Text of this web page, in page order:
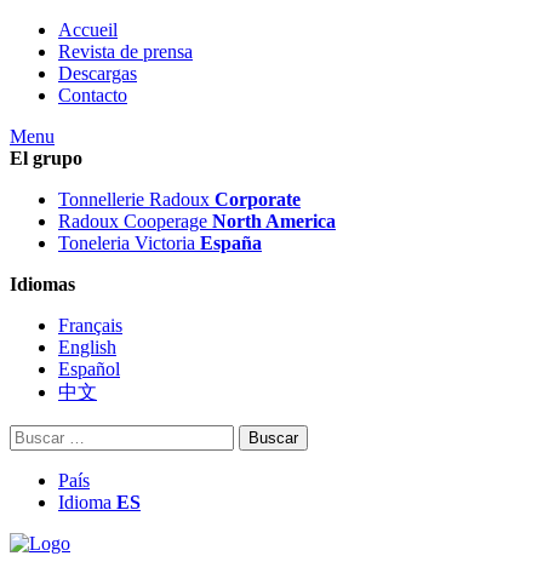
Accueil
Revista de prensa
Descargas
Contacto
Menu
El grupo
Tonnellerie Radoux Corporate
Radoux Cooperage North America
Toneleria Victoria España
Idiomas
Français
English
Español
中文
Buscar:
País
Idioma ES